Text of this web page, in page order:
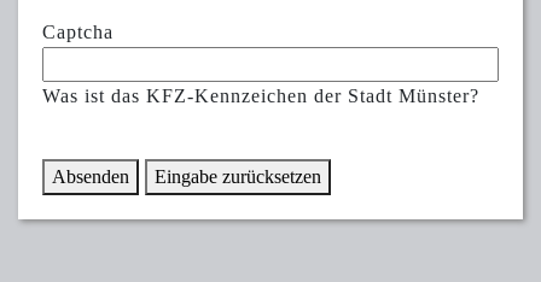
Captcha
Was ist das KFZ-Kennzeichen der Stadt Münster?
Absenden Eingabe zurücksetzen